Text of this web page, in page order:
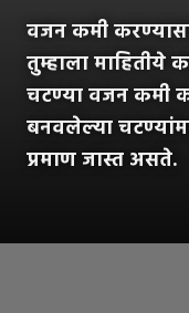
वजन कमी
तुम्हाला माहितीये
चटण्या वजन कमी
बनवलेल्या
प्रमाण जास्त असते.